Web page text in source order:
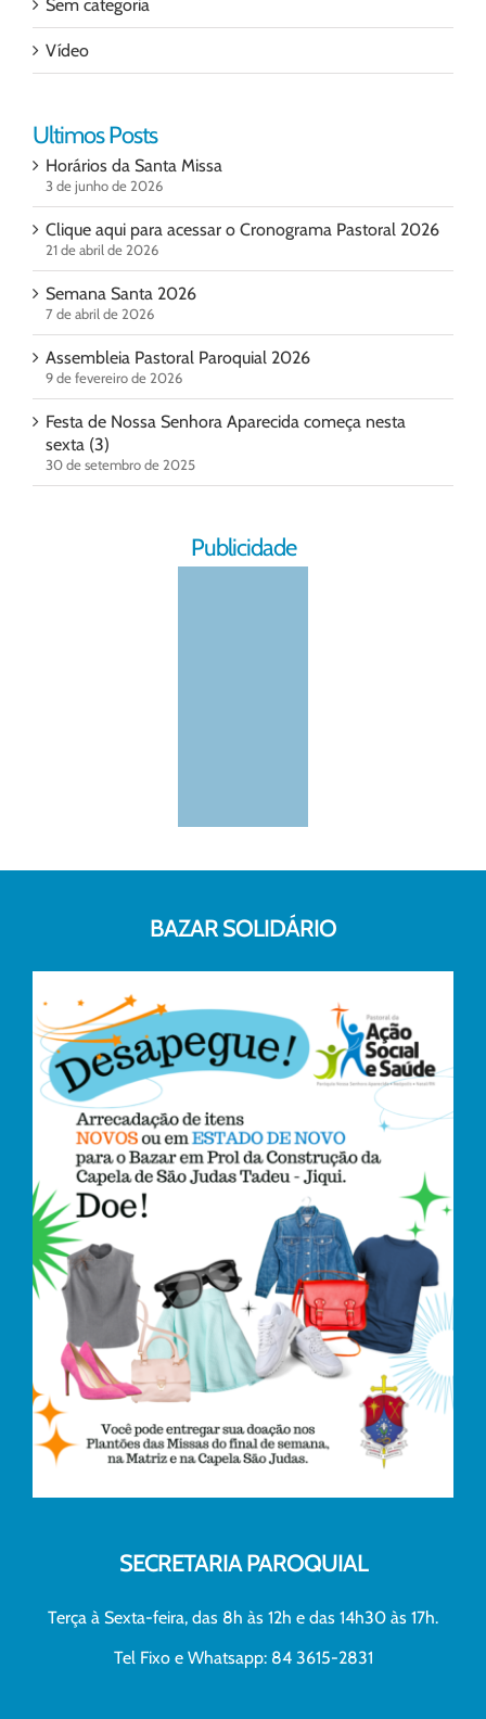
Sem categoria
Vídeo
Ultimos Posts
Horários da Santa Missa
3 de junho de 2026
Clique aqui para acessar o Cronograma Pastoral 2026
21 de abril de 2026
Semana Santa 2026
7 de abril de 2026
Assembleia Pastoral Paroquial 2026
9 de fevereiro de 2026
Festa de Nossa Senhora Aparecida começa nesta
sexta (3)
30 de setembro de 2025
Publicidade
BAZAR SOLIDÁRIO
SECRETARIA PAROQUIAL
Terça à Sexta-feira, das 8h às 12h e das 14h30 às 17h.
Tel Fixo e Whatsapp: 84 3615-2831